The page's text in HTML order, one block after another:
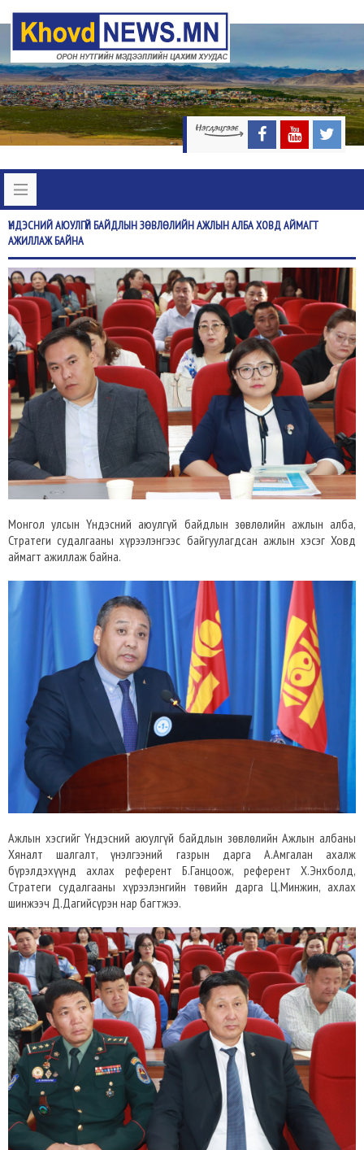
ҮНДЭСНИЙАЮУЛГҮЙ БАЙДЛЫН ЗӨВЛӨЛИЙН АЖЛЫН АЛБА ХОВД АЙМАГТ
АЖИЛЛАЖ БАЙНА
Монгол улсын Үндэсний аюулгүй байдлын зөвлөлийн ажлын алба,
Стратеги судалгааны хүрээлэнгээс байгуулагдсан ажлын хэсэг Ховд
аймагт ажиллаж байна.
Ажлын хэсгийг Үндэсний аюулгүй байдлын зөвлөлийн Ажлын албаны
Хяналт шалгалт, үнэлгээний газрын дарга А.Амгалан ахалж
бүрэлдэхүүнд ахлах референт Б.Ганцоож, референт Х.Энхболд,
Стратеги судалгааны хүрээлэнгийн төвийн дарга Ц.Минжин, ахлах
шинжээч Д.Дагийсүрэн нар багтжээ.